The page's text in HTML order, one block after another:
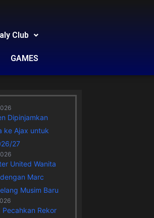
Club
GAMES
Dipinjamkan
ke Ajax untuk
27
United Wanita
Marc
Musim Baru
Pecahkan Rekor